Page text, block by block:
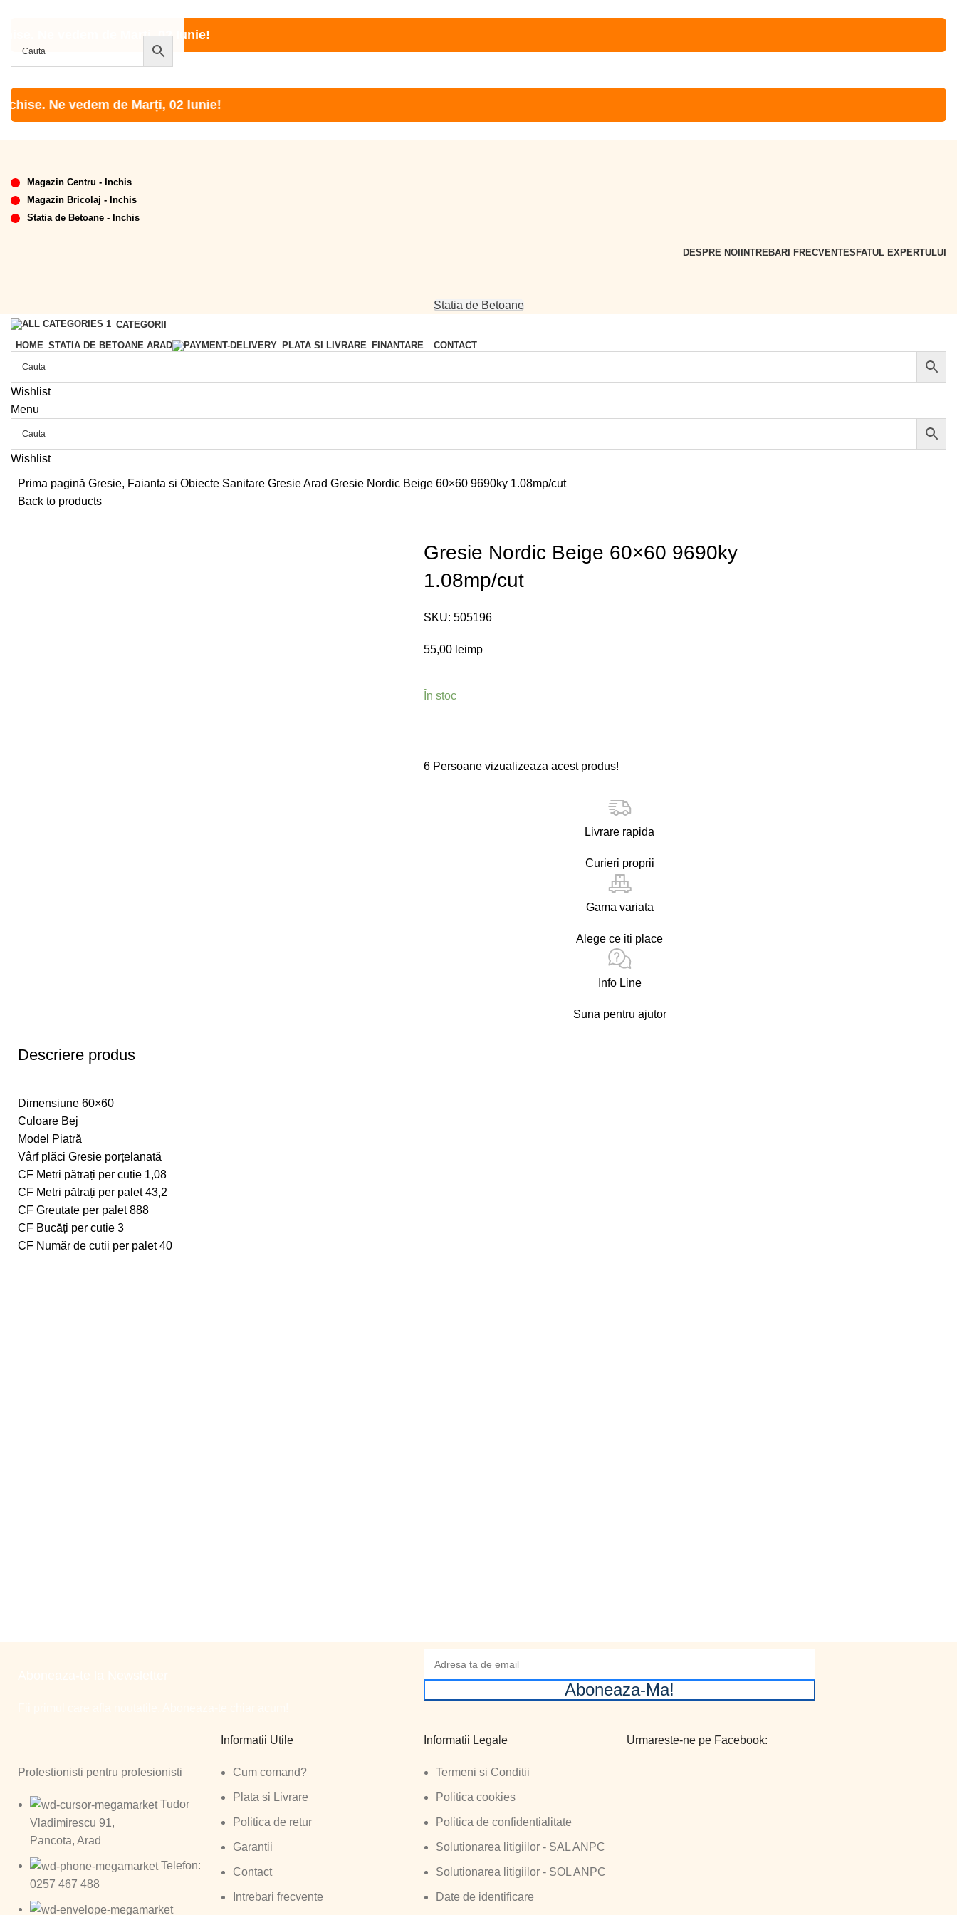
vedem de Marți, 02 Iunie!
Ne vedem de Marți, 02 Iunie!
Magazin Centru - Inchis
Magazin Bricolaj - Inchis
Statia de Betoane - Inchis
DESPRE NOI INTREBARI FRECVENTESFATUL EXPERTULUI
Statia de Betoane
CATEGORII
HOME STATIA DE BETOANE ARAD PLATA SI LIVRARE FINANTARE CONTACT
Wishlist
Menu
Wishlist
Prima pagină Gresie, Faianta si Obiecte Sanitare Gresie Arad Gresie Nordic Beige 60×60 9690ky 1.08mp/cut
Back to products
Gresie Nordic Beige 60×60 9690ky
1.08mp/cut
SKU: 505196
55,00 leimp
În stoc
6 Persoane vizualizeaza acest produs!
Livrare rapida
Curieri proprii
Gama variata
Alege ce iti place
Info Line
Suna pentru ajutor
Descriere produs
Dimensiune 60×60
Culoare Bej
Model Piatră
Vârf plăci Gresie porțelanată
CF Metri pătrați per cutie 1,08
CF Metri pătrați per palet 43,2
CF Greutate per palet 888
CF Bucăți per cutie 3
CF Număr de cutii per palet 40
Aboneaza-Ma!
Profestionisti pentru profesionisti
Tudor
Vladimirescu 91,
Pancota, Arad
Telefon:
0257 467 488
Informatii Utile
Cum comand?
Plata si Livrare
Politica de retur
Garantii
Contact
Intrebari frecvente
Informatii Legale
Termeni si Conditii
Politica cookies
Politica de confidentialitate
Solutionarea litigiilor - SAL ANPC
Solutionarea litigiilor - SOL ANPC
Date de identificare
Urmareste-ne pe Facebook: